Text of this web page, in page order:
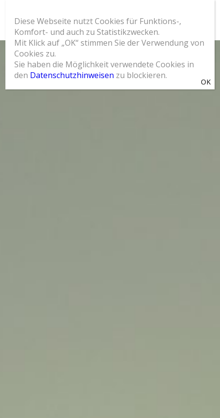
Diese Webseite nutzt Cookies für Funktions-,
Komfort- und auch zu Statistikzwecken.
Mit Klick auf „OK“ stimmen Sie der Verwendung von
Cookies zu.
Sie haben die Möglichkeit verwendete Cookies in
den Datenschutzhinweisen zu blockieren.